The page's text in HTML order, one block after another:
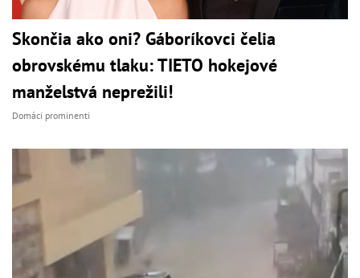
Skončia ako oni? Gáboríkovci čelia
obrovskému tlaku: TIETO hokejové
manželstvá neprežili!
Domáci prominenti